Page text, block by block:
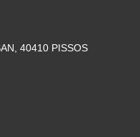
40410 PISSOS